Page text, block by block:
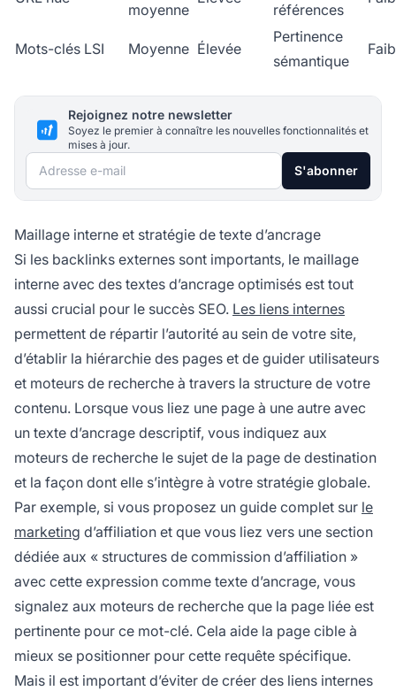
moyenne
références
Mots-clés LSI Moyenne Élevée
Pertinence
sémantique
Rejoignez notre newsletter
Soyez le premier à connaître les nouvelles fonctionnalités et
mises à jour.
Adresse e-mail S'abonner
Maillage interne et stratégie de texte d’ancrage
Si les backlinks externes sont importants, le maillage
interne avec des textes d’ancrage optimisés est tout
aussi crucial pour le succès SEO. Les liens internes
permettent de répartir l’autorité au sein de votre site,
d’établir la hiérarchie des pages et de guider utilisateurs
et moteurs de recherche à travers la structure de votre
contenu. Lorsque vous liez une page à une autre avec
un texte d’ancrage descriptif, vous indiquez aux
moteurs de recherche le sujet de la page de destination
et la façon dont elle s’intègre à votre stratégie globale.
Par exemple, si vous proposez un guide complet sur le
marketing d’affiliation et que vous liez vers une section
dédiée aux « structures de commission d’affiliation »
avec cette expression comme texte d’ancrage, vous
signalez aux moteurs de recherche que la page liée est
pertinente pour ce mot-clé. Cela aide la page cible à
mieux se positionner pour cette requête spécifique.
Mais il est important d’éviter de créer des liens internes